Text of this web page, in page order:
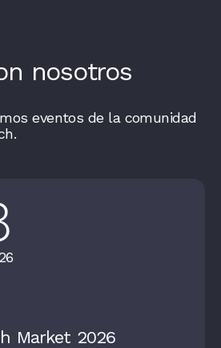
nosotros
eventos de la comunidad
Market 2026